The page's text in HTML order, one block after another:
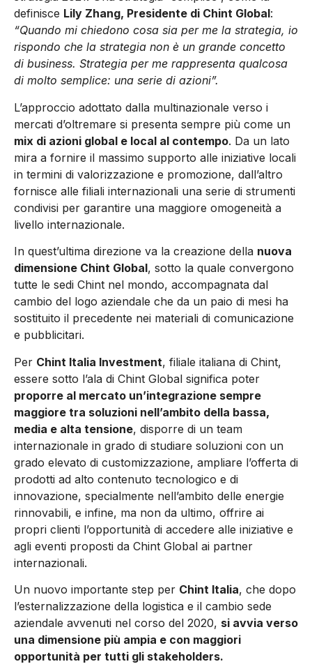
definisce Lily Zhang, Presidente di Chint Global:
“Quando mi chiedono cosa sia per me la strategia, io
rispondo che la strategia non è un grande concetto
di business. Strategia per me rappresenta qualcosa
di molto semplice: una serie di azioni”.
L’approccio adottato dalla multinazionale verso i
mercati d’oltremare si presenta sempre più come un
mix di azioni global e local al contempo. Da un lato
mira a fornire il massimo supporto alle iniziative locali
in termini di valorizzazione e promozione, dall’altro
fornisce alle filiali internazionali una serie di strumenti
condivisi per garantire una maggiore omogeneità a
livello internazionale.
In quest’ultima direzione va la creazione della nuova
dimensione Chint Global, sotto la quale convergono
tutte le sedi Chint nel mondo, accompagnata dal
cambio del logo aziendale che da un paio di mesi ha
sostituito il precedente nei materiali di comunicazione
e pubblicitari.
Per Chint Italia Investment, filiale italiana di Chint,
essere sotto l’ala di Chint Global significa poter
proporre al mercato un’integrazione sempre
maggiore tra soluzioni nell’ambito della bassa,
media e alta tensione, disporre di un team
internazionale in grado di studiare soluzioni con un
grado elevato di customizzazione, ampliare l’offerta di
prodotti ad alto contenuto tecnologico e di
innovazione, specialmente nell’ambito delle energie
rinnovabili, e infine, ma non da ultimo, offrire ai
propri clienti l’opportunità di accedere alle iniziative e
agli eventi proposti da Chint Global ai partner
internazionali.
Un nuovo importante step per Chint Italia, che dopo
l’esternalizzazione della logistica e il cambio sede
aziendale avvenuti nel corso del 2020, si avvia verso
una dimensione più ampia e con maggiori
opportunità per tutti gli stakeholders.